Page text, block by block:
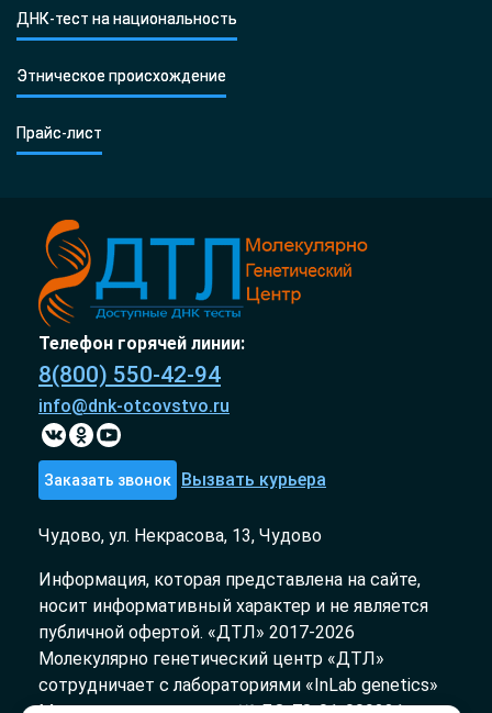
ДНК-тест на национальность
Этническое происхождение
Прайс-лист
Телефон горячей линии:
8(800) 550-42-94
info@dnk-otcovstvo.ru
Заказать звонок Вызвать курьера
Чудово, ул. Некрасова, 13, Чудово
Информация, которая представлена на сайте,
носит информативный характер и не является
публичной офертой. «ДТЛ» 2017-2026
Молекулярно генетический центр «ДТЛ»
сотрудничает с лабораториями «InLab genetics»